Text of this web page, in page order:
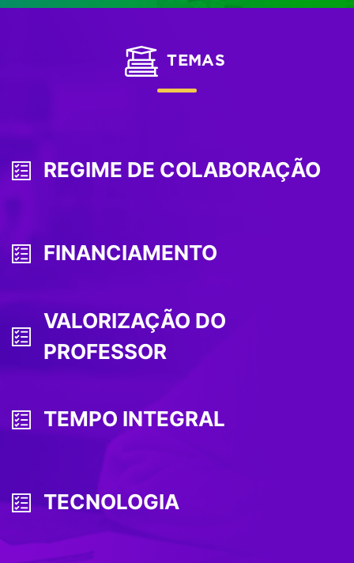
TEMAS
REGIME DE COLABORAÇÃO
FINANCIAMENTO
VALORIZAÇÃO DO
PROFESSOR
TEMPO INTEGRAL
TECNOLOGIA